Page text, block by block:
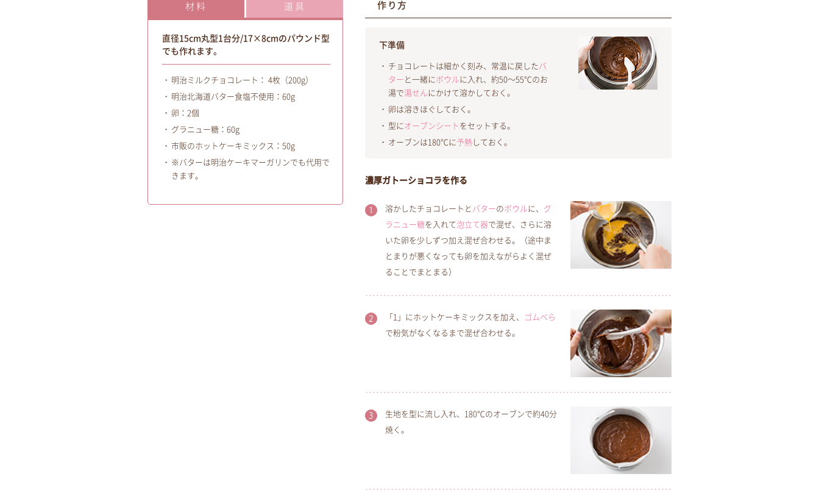
材料 道具
直径15cm丸型1台分/17×8cmのパウンド型
でも作れます。
明治ミルクチョコレート： 4枚（200g）
明治北海道バター食塩不使用：60g
卵：2個
グラニュー糖：60g
市販のホットケーキミックス：50g
※バターは明治ケーキマーガリンでも代用で
きます。
作り方
下準備
チョコレートは細かく刻み、常温に戻した バ
ター と一緒に ボウルに入れ、約50～55℃のお
湯で湯せんにかけて溶かしておく。
卵は溶きほぐしておく。
型に オーブンシート をセットする。
オーブンは180℃に 予熱 しておく。
濃厚ガトーショコラを作る
溶かしたチョコレートと バターのボウルに、 グ
ラニュー糖を入れて泡立て器で混ぜ、さらに溶
いた卵を少しずつ加え混ぜ合わせる。（途中ま
とまりが悪くなっても卵を加えながらよく混ぜ
ることでまとまる）
「1」にホットケーキミックスを加え、
ゴムべら
で粉気がなくなるまで混ぜ合わせる。
生地を型に流し入れ、180℃のオーブンで約40分
焼く。